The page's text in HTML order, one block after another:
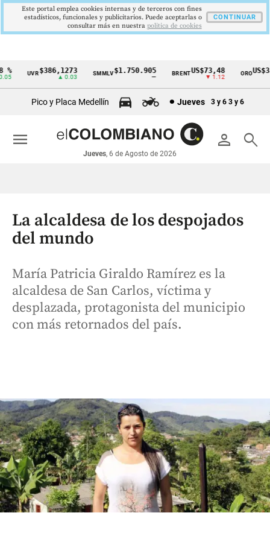
Cintillo
económicos
Colombia
$386,1273
▲ 0.03
SMMLV$1.750.905 BRENTUS$73,48
▼ 1.12
Pico y Placa Medellín Jueves 3 y 6 3 y 6
person search
Jueves, 6 de Agosto de 2026
menu
La alcaldesa de los despojados
del mundo
María Patricia Giraldo Ramírez es la
alcaldesa de San Carlos, víctima y
desplazada, protagonista del municipio
con más retornados del país.
Este portal emplea cookies internas y de terceros con fines
estadísticos, funcionales y publicitarios. Puede aceptarlas o
consultar más en nuestra politica de cookies
CONTINUAR